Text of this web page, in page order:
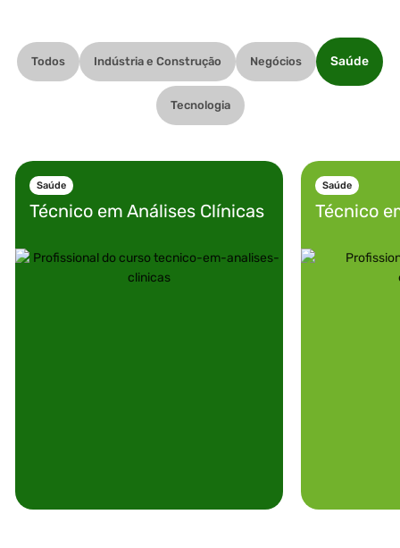
Todos Indústria e Construção Negócios Saúde
Tecnologia
Saúde
Técnico em Análises Clínicas
Saúde
Técnico